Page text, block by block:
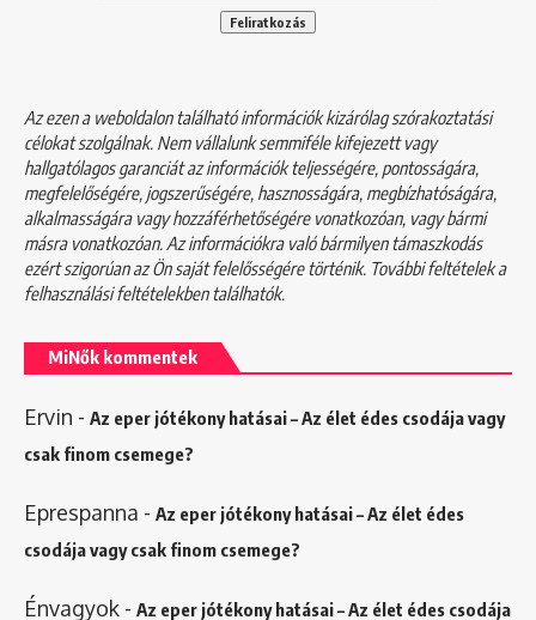
Az ezen a weboldalon található információk kizárólag szórakoztatási
célokat szolgálnak. Nem vállalunk semmiféle kifejezett vagy
hallgatólagos garanciát az információk teljességére, pontosságára,
megfelelőségére, jogszerűségére, hasznosságára, megbízhatóságára,
alkalmasságára vagy hozzáférhetőségére vonatkozóan, vagy bármi
másra vonatkozóan. Az információkra való bármilyen támaszkodás
ezért szigorúan az Ön saját felelősségére történik. További feltételek a
felhasználási feltételekbentalálhatók.
MiNők kommentek
Ervin - Az eper jótékony hatásai – Az élet édes csodája vagy
csak finom csemege?
Eprespanna - Az eper jótékony hatásai – Az élet édes
csodája vagy csak finom csemege?
Énvagyok - Az eper jótékony hatásai – Az élet édes csodája